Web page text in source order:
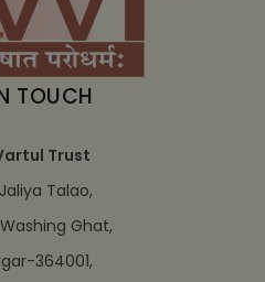
TOUCH
Trust
Talao,
Ghat,
364001,